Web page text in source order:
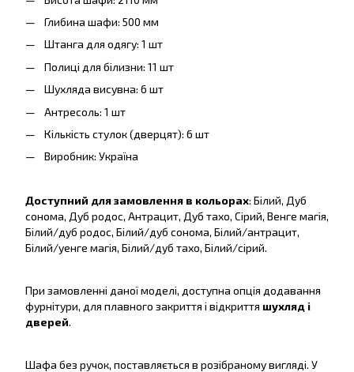
Глибина шафи: 500 мм
Штанга для одягу: 1 шт
Полиці для білизни: 11 шт
Шухляда висувна: 6 шт
Антресоль: 1 шт
Кількість стулок (дверцят): 6 шт
Виробник: Україна
Доступний для замовлення в кольорах: Білий, Дуб
сонома, Дуб родос, Антрацит, Дуб тахо, Сірий, Венге магія,
Білий/дуб родос, Білий/дуб сонома, Білий/антрацит,
Білий/уенге магія, Білий/дуб тахо, Білий/сірий.
При замовленні даної моделі, доступна опція додавання
фурнітури, для плавного закриття і відкриття шухляд і
дверей.
Шафа без ручок, поставляється в розібраному вигляді. У